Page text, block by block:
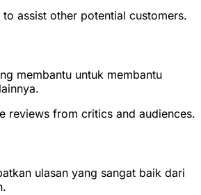
assist other potential customers.
membantu untuk membantu
reviews from critics and audiences.
ulasan yang sangat baik dari